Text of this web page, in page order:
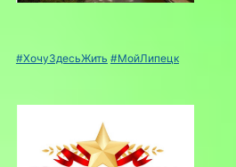
#ХочуЗдесьЖить #МойЛипецк